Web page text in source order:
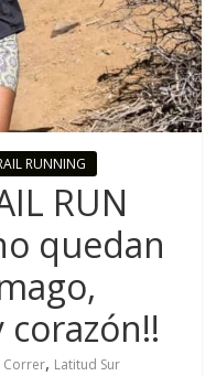
RUNNING
RUN
quedan
corazón!!
Correr, Latitud Sur